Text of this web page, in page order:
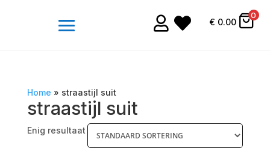
  € 0.00
0
Home » straastijl suit
straastijl suit
Enig resultaat